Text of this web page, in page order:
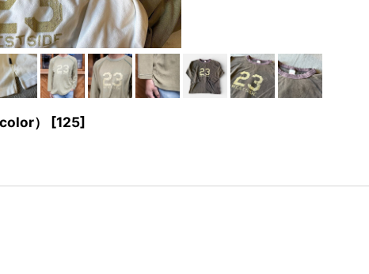
） [125]